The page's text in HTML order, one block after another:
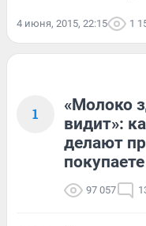
4 июня, 2015, 22:15 1
1
«Молоко
видит»:
делают
97 057